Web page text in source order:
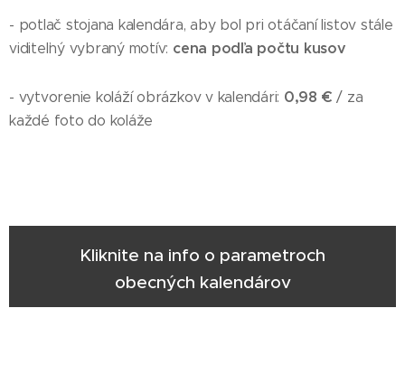
- potlač stojana kalendára, aby bol pri otáčaní listov stále
viditeľný vybraný motív: cena podľa počtu kusov
- vytvorenie koláží obrázkov v kalendári: 0,98 € / za
každé foto do koláže
Kliknite na info o parametroch
obecných kalendárov